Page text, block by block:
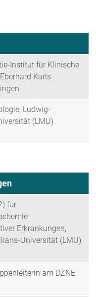
Institut für Klinische
Karls
Ludwig-
(LMU)
für
Erkrankungen,
Universität (LMU),
am DZNE